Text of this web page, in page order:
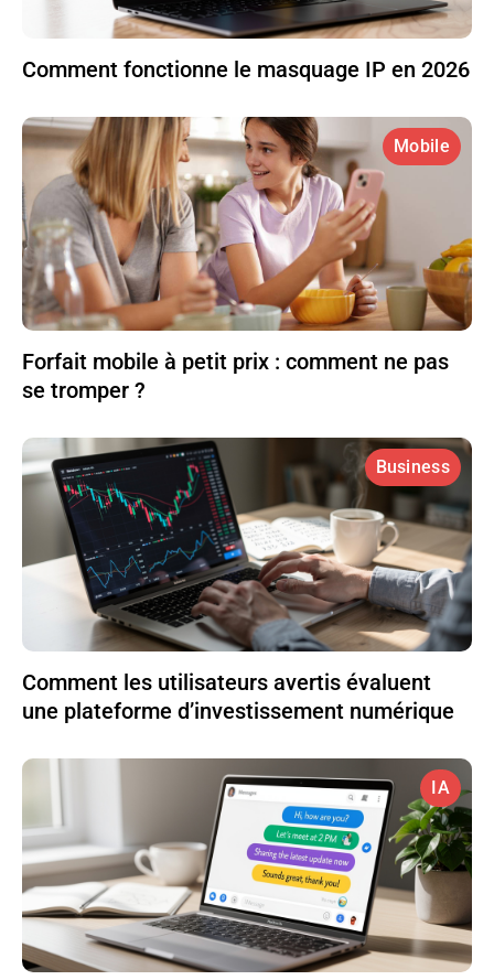
Comment fonctionne le masquage IP en 2026
Mobile
Forfait mobile à petit prix : comment ne pas
se tromper ?
Business
Comment les utilisateurs avertis évaluent
une plateforme d’investissement numérique
IA